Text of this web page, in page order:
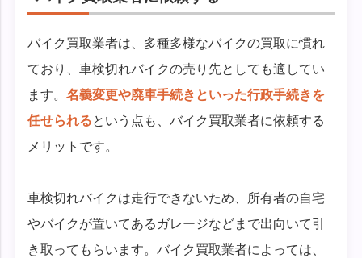
バイク買取業者は、多種多様なバイクの買取に慣れ
ており、車検切れバイクの売り先としても適してい
ます。名義変更や廃車手続きといった行政手続きを
任せられるという点も、バイク買取業者に依頼する
メリットです。
車検切れバイクは走行できないため、所有者の自宅
やバイクが置いてあるガレージなどまで出向いて引
き取ってもらいます。バイク買取業者によっては、